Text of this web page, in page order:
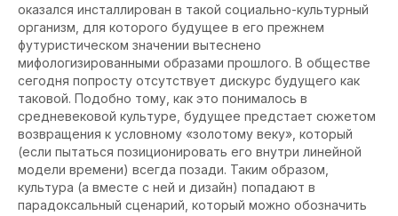
оказался инсталлирован в такой социально-культурный
организм, для которого будущее в его прежнем
футуристическом значении вытеснено
мифологизированными образами прошлого. В обществе
сегодня попросту отсутствует дискурс будущего как
таковой. Подобно тому, как это понималось в
средневековой культуре, будущее предстает сюжетом
возвращения к условному «золотому веку», который
(если пытаться позиционировать его внутри линейной
модели времени) всегда позади. Таким образом,
культура (а вместе с ней и дизайн) попадают в
парадоксальный сценарий, который можно обозначить